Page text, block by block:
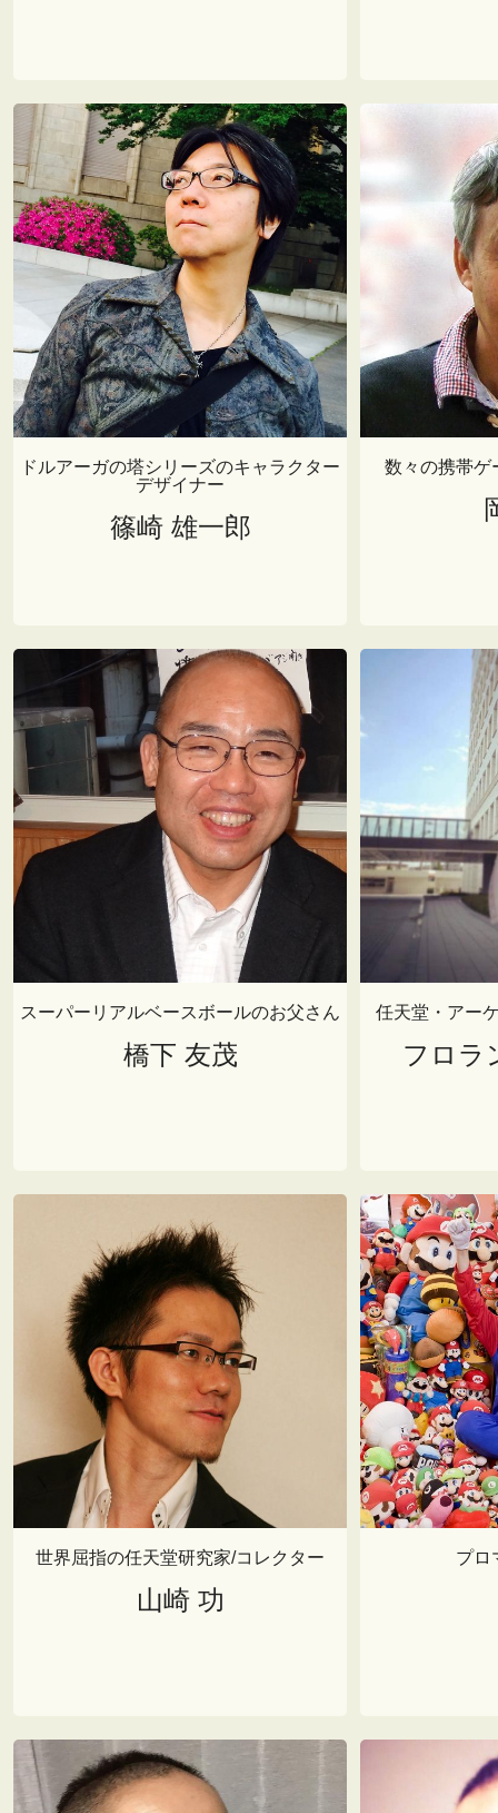
ドルアーガの塔シリーズのキャラクター
デザイナー
篠崎 雄一郎
数々の携帯ゲ
スーパーリアルベースボールのお父さん
橋下 友茂
任天堂・アー
フロラ
世界屈指の任天堂研究家/コレクター
山崎 功
プロ